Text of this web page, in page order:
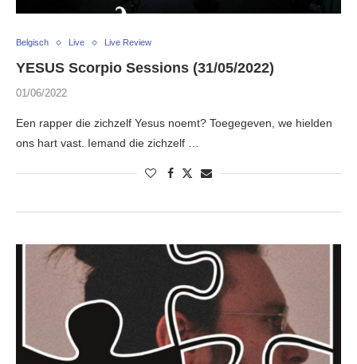
Belgisch Live Live Review
YESUS Scorpio Sessions (31/05/2022)
01/06/2022
Een rapper die zichzelf Yesus noemt? Toegegeven, we hielden
ons hart vast. Iemand die zichzelf …